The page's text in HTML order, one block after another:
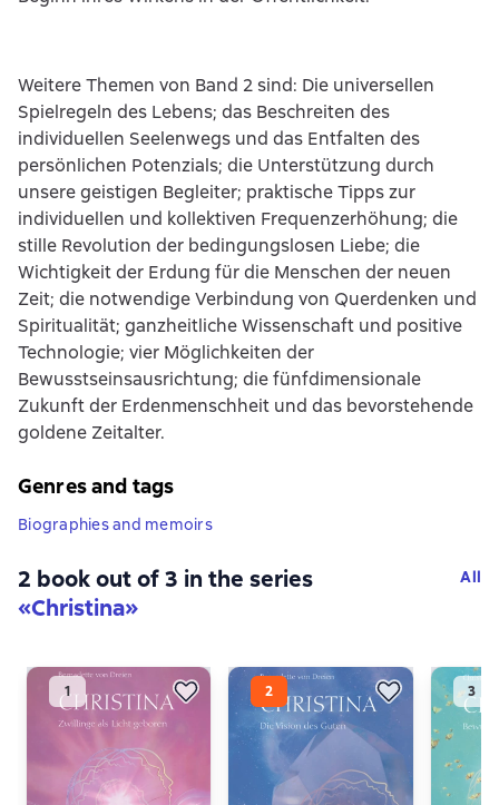
Weitere Themen von Band 2 sind: Die universellen
Spielregeln des Lebens; das Beschreiten des
individuellen Seelenwegs und das Entfalten des
persönlichen Potenzials; die Unterstützung durch
unsere geistigen Begleiter; praktische Tipps zur
individuellen und kollektiven Frequenzerhöhung; die
stille Revolution der bedingungslosen Liebe; die
Wichtigkeit der Erdung für die Menschen der neuen
Zeit; die notwendige Verbindung von Querdenken und
Spiritualität; ganzheitliche Wissenschaft und positive
Technologie; vier Möglichkeiten der
Bewusstseinsausrichtung; die fünfdimensionale
Zukunft der Erdenmenschheit und das bevorstehende
goldene Zeitalter.
Genres and tags
Biographies and memoirs
2 book out of 3 in the series
«Christina»
All